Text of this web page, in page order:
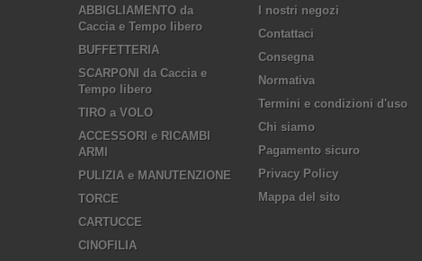
ABBIGLIAMENTO da
Caccia e Tempo libero
BUFFETTERIA
SCARPONI da Caccia e
Tempo libero
TIRO a VOLO
ACCESSORI e RICAMBI
ARMI
PULIZIA e MANUTENZIONE
TORCE
CARTUCCE
CINOFILIA
I nostri negozi
Contattaci
Consegna
Normativa
Termini e condizioni d'uso
Chi siamo
Pagamento sicuro
Privacy Policy
Mappa del sito